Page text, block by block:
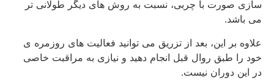
سازی صورت با چربی، نسبت به روش های دیگر طولانی تر
می باشد.
علاوه بر این، بعد از تزریق می توانید فعالیت های روزمره ی
خود را طبق روال قبل انجام دهید و نیازی به مراقبت خاصی
در این دوران نیست.